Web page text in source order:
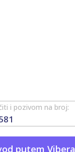
i pozivom na broj:
putem Vibera